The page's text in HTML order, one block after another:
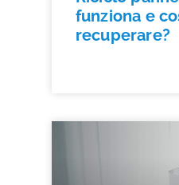
funziona e
recuperare?